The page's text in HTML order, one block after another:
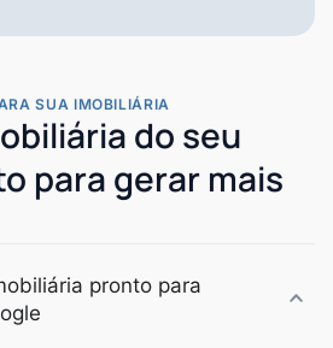
SUA IMOBILIÁRIA
do seu
para gerar mais
pronto para